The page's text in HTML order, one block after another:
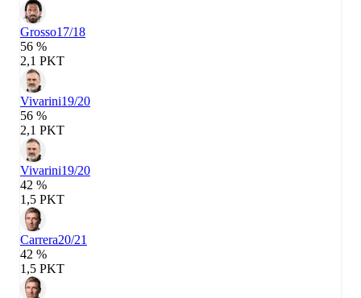
Grosso17/18
56 %
2,1 PKT
Vivarini19/20
56 %
2,1 PKT
Vivarini19/20
42 %
1,5 PKT
Carrera20/21
42 %
1,5 PKT